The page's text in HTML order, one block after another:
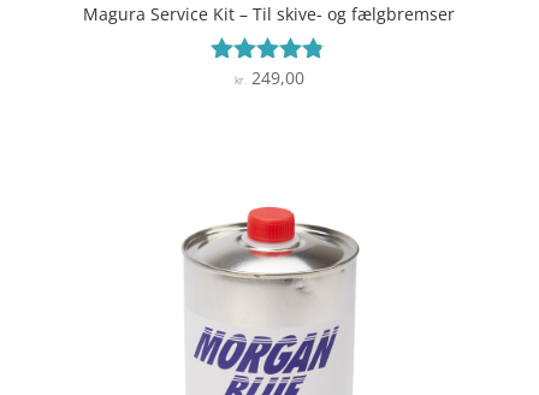
Magura Service Kit – Til skive- og fælgbremser
Vurderet
kr.249,00